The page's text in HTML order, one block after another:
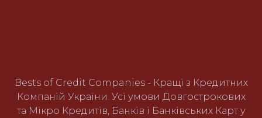
Bests of Credit Companies - Кращі з Кредитних
Компаній України. Усі умови Довгострокових
та Мікро Кредитів, Банків і Банківських Карт у